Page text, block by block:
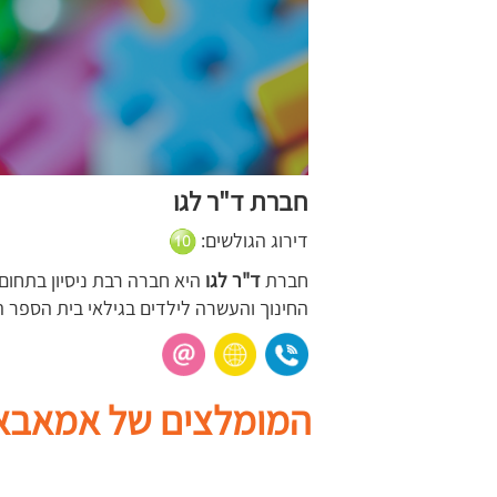
חברת ד"ר לגו
דירוג הגולשים:
חברתד"ר לגו היא חברה רבת ניסיון בתחום
החינוך והעשרה לילדים בגילאי בית הספר
המומלצים של